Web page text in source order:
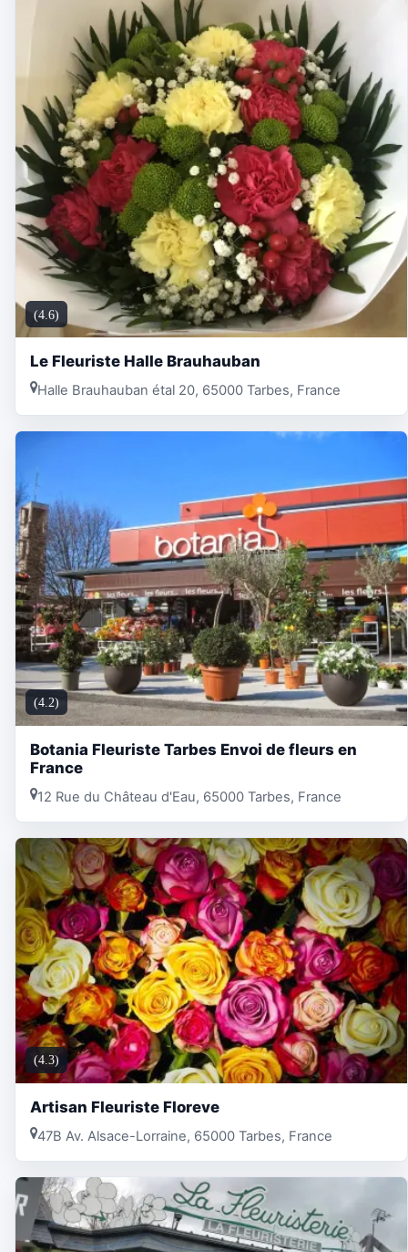
(4.6)
Le Fleuriste Halle Brauhauban
Halle Brauhauban étal 20, 65000 Tarbes, France
(4.2)
Botania Fleuriste Tarbes Envoi de fleurs en
France
12 Rue du Château d'Eau, 65000 Tarbes, France
(4.3)
Artisan Fleuriste Floreve
47B Av. Alsace-Lorraine, 65000 Tarbes, France